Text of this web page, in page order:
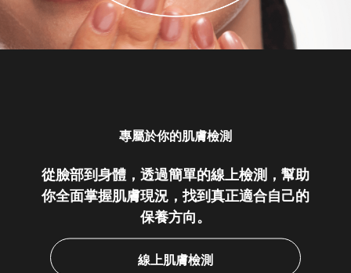
專屬於你的肌膚檢測
從臉部到身體，透過簡單的線上檢測，幫助
你全面掌握肌膚現況，找到真正適合自己的
保養方向。
線上肌膚檢測